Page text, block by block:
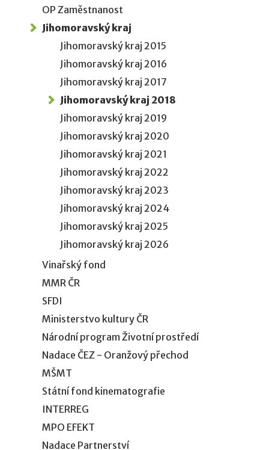
OP Zaměstnanost
Jihomoravský kraj
Jihomoravský kraj 2015
Jihomoravský kraj 2016
Jihomoravský kraj 2017
Jihomoravský kraj 2018
Jihomoravský kraj 2019
Jihomoravský kraj 2020
Jihomoravský kraj 2021
Jihomoravský kraj 2022
Jihomoravský kraj 2023
Jihomoravský kraj 2024
Jihomoravský kraj 2025
Jihomoravský kraj 2026
Vinařský fond
MMR ČR
SFDI
Ministerstvo kultury ČR
Národní program Životní prostředí
Nadace ČEZ - Oranžový přechod
MŠMT
Státní fond kinematografie
INTERREG
MPO EFEKT
Nadace Partnerství